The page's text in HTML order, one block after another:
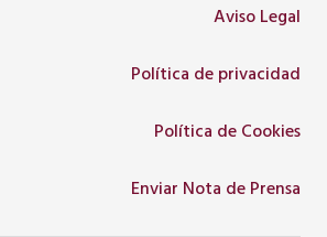
Aviso Legal
Política de privacidad
Política de Cookies
Enviar Nota de Prensa